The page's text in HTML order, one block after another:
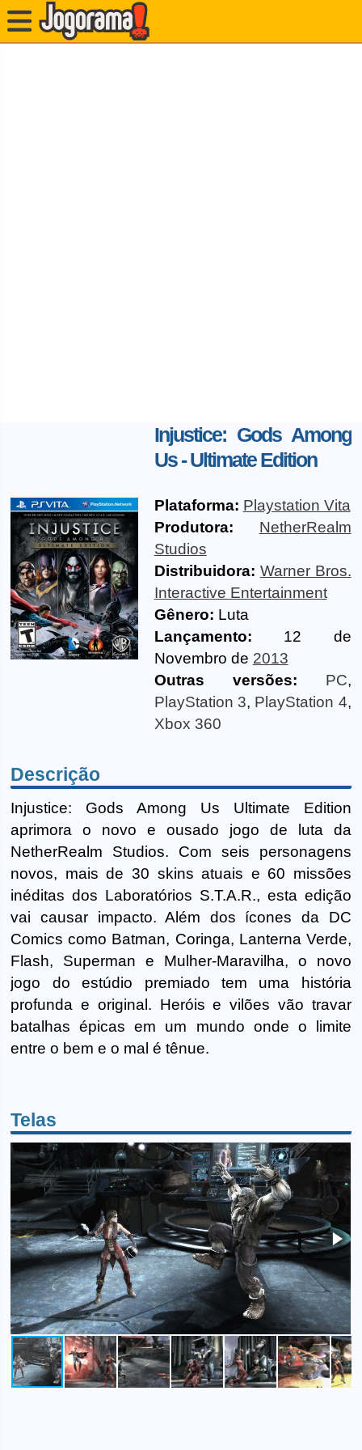
Injustice: Gods Among
Us - Ultimate Edition
Plataforma: Playstation Vita
Produtora:
NetherRealm
Studios
Distribuidora: Warner Bros.
Interactive Entertainment
Gênero: Luta
Lançamento: 12 de
Novembro de 2013
Outras versões:
PC,
PlayStation 3, PlayStation 4,
Xbox 360
Descrição
Injustice: Gods Among Us Ultimate Edition
aprimora o novo e ousado jogo de luta da
NetherRealm Studios. Com seis personagens
novos, mais de 30 skins atuais e 60 missões
inéditas dos Laboratórios S.T.A.R., esta edição
vai causar impacto. Além dos ícones da DC
Comics como Batman, Coringa, Lanterna Verde,
Flash, Superman e Mulher-Maravilha, o novo
jogo do estúdio premiado tem uma história
profunda e original. Heróis e vilões vão travar
batalhas épicas em um mundo onde o limite
entre o bem e o mal é tênue.
Telas